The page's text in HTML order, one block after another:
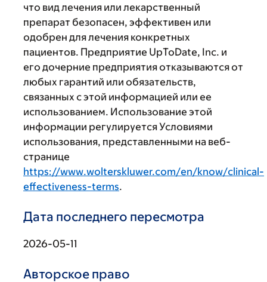
что вид лечения или лекарственный
препарат безопасен, эффективен или
одобрен для лечения конкретных
пациентов. Предприятие UpToDate, Inc. и
его дочерние предприятия отказываются от
любых гарантий или обязательств,
связанных с этой информацией или ее
использованием. Использование этой
информации регулируется Условиями
использования, представленными на веб-
странице
https://www.wolterskluwer.com/en/know/clinical-
effectiveness-terms.
Дата последнего пересмотра
2026-05-11
Авторское право